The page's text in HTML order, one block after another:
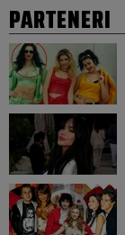
PARTENERI